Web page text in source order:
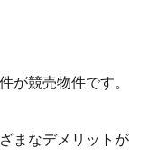
が競売物件です。
まなデメリットが